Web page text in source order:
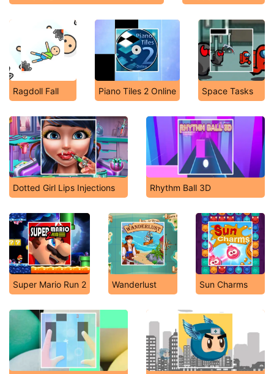
Ragdoll Fall Piano Tiles 2 Online Space Tasks
Dotted Girl Lips Injections Rhythm Ball 3D
Super Mario Run 2 Wanderlust Sun Charms